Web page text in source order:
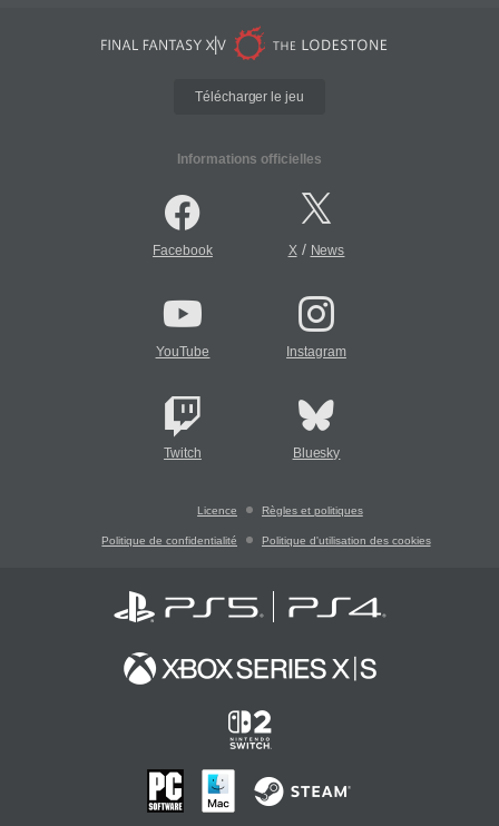
Télécharger le jeu
Informations officielles
Facebook X/ News
YouTube Instagram
Twitch Bluesky
Licence Règles et politiques
Politique de confidentialité Politique d'utilisation des cookies